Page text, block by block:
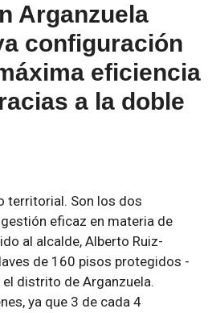
Arganzuela
configuración
eficiencia
a la doble
territorial. Son los dos
eficaz en materia de
al alcalde, Alberto Ruiz-
de 160 pisos protegidos -
distrito de Arganzuela.
ya que 3 de cada 4